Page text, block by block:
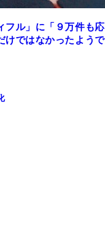
フル」に「９万件も応
ではなかったようで